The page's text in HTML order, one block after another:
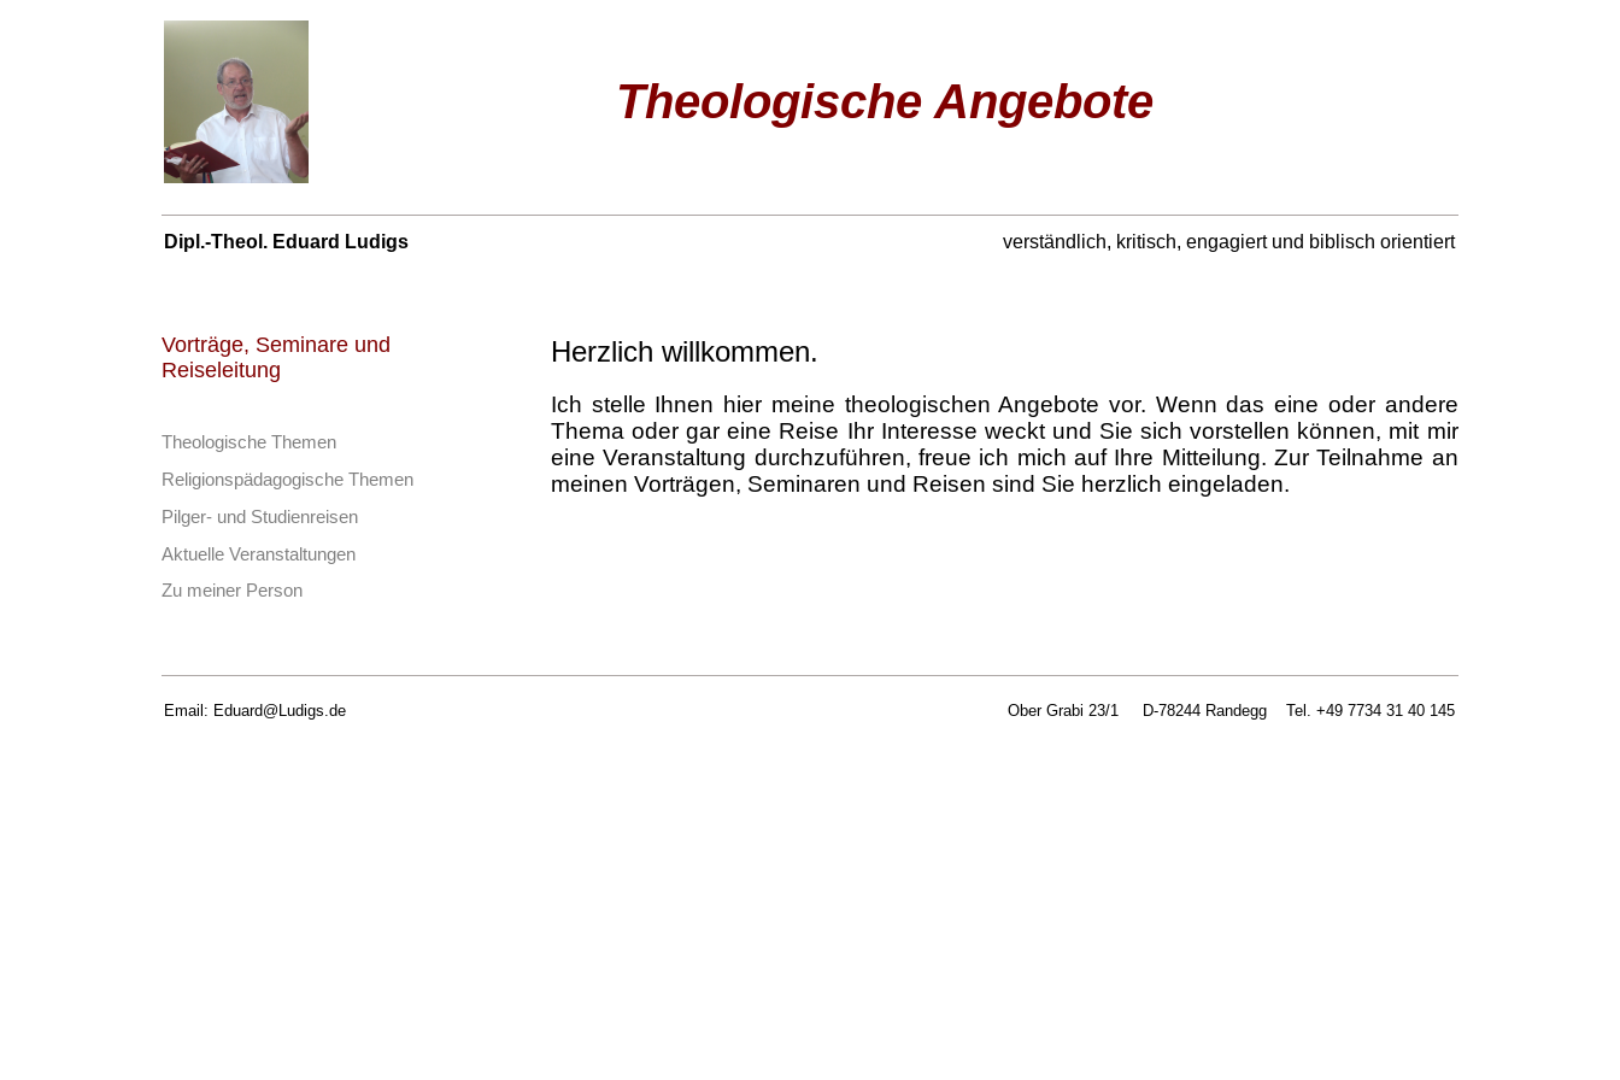
Theologische Angebote
Dipl.-Theol. Eduard Ludigs verständlich, kritisch, engagiert und biblisch orientiert
Vorträge, Seminare und
Reiseleitung
Theologische Themen
Religionspädagogische Themen
Pilger- und Studienreisen
Aktuelle Veranstaltungen
Zu meiner Person
Herzlich willkommen.
Ich stelle Ihnen hier meine theologischen Angebote vor. Wenn das eine oder andere
Thema oder gar eine Reise Ihr Interesse weckt und Sie sich vorstellen können, mit mir
eine Veranstaltung durchzuführen, freue ich mich auf Ihre Mitteilung. Zur Teilnahme an
meinen Vorträgen, Seminaren und Reisen sind Sie herzlich eingeladen.
Email: Eduard@Ludigs.de Ober Grabi 23/1 D-78244 Randegg Tel. +49 7734 31 40 145